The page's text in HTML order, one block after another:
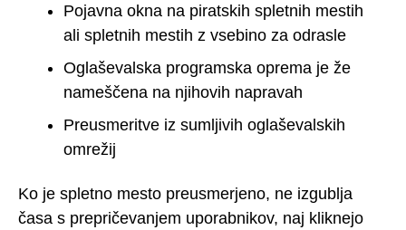
Pojavna okna na piratskih spletnih mestih
ali spletnih mestih z vsebino za odrasle
Oglaševalska programska oprema je že
nameščena na njihovih napravah
Preusmeritve iz sumljivih oglaševalskih
omrežij
Ko je spletno mesto preusmerjeno, ne izgublja
časa s prepričevanjem uporabnikov, naj kliknejo